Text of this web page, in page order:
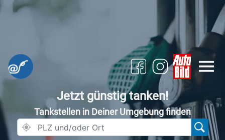
Jetzt günstig tanken!
Tankstellen in Deiner Umgebung finden